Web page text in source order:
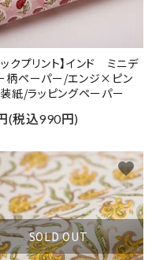
ックプリント】インド ミニデ
柄ペーパー/エンジ×ピン
紙/ラッピングペーパー
(税込990円)
SOLD OUT
favorite